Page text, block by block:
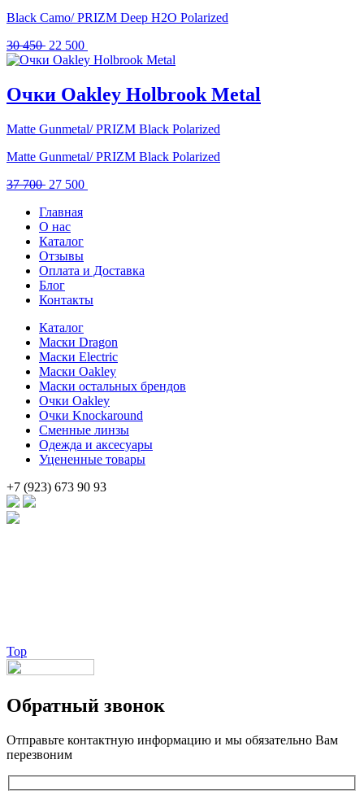
Black Camo/ PRIZM Deep H2O Polarized
30 450 Первоначальная
цена
450 .
22 500
цена:
500 .
Очки Oakley Holbrook Metal
Matte Gunmetal/ PRIZM Black Polarized
Matte Gunmetal/ PRIZM Black Polarized
37 700 Первоначальная
составляла
37
700 .
27 500
Главная
О нас
Каталог
Отзывы
Оплата и Доставка
Блог
Контакты
Каталог
Маски Dragon
Маски Electric
Маски Oakley
Маски остальных брендов
Очки Oakley
Очки Knockaround
Сменные линзы
Одежда и аксесуары
Уцененные товары
+7 (923) 673 90 93
Top
Обратный звонок
Отправьте контактную информацию и мы обязательно Вам
перезвоним